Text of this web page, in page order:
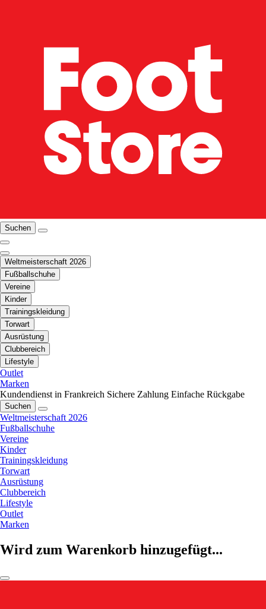
Suchen
Weltmeisterschaft 2026
Fußballschuhe
Vereine
Kinder
Trainingskleidung
Torwart
Ausrüstung
Clubbereich
Lifestyle
Outlet
Marken
Kundendienst in Frankreich Sichere Zahlung Einfache Rückgabe
Suchen
Weltmeisterschaft 2026
Fußballschuhe
Vereine
Kinder
Trainingskleidung
Torwart
Ausrüstung
Clubbereich
Lifestyle
Outlet
Marken
Wird zum Warenkorb hinzugefügt...